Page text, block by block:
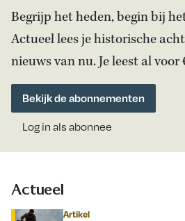
Begrijp het heden, begin bij
Actueel lees je historische
nieuws van nu. Je leest al
Bekijk de abonnementen
Log in als abonnee
Actueel
Artikel